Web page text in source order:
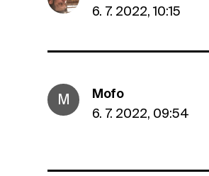
6. 7. 2022, 10:15
M
Mofo
6. 7. 2022, 09:54